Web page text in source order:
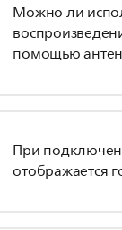
Можно ли
помощью
При
отображается